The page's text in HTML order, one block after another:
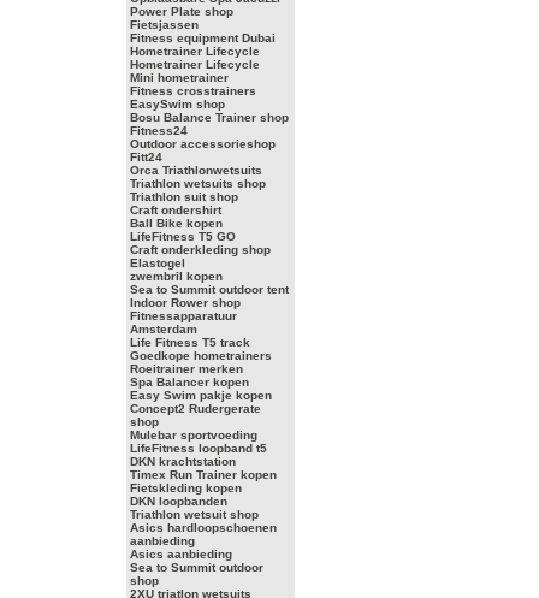
Power Plate shop
Fietsjassen
Fitness equipment Dubai
Hometrainer Lifecycle
Hometrainer Lifecycle
Mini hometrainer
Fitness crosstrainers
EasySwim shop
Bosu Balance Trainer shop
Fitness24
Outdoor accessorieshop
Fitt24
Orca Triathlonwetsuits
Triathlon wetsuits shop
Triathlon suit shop
Craft ondershirt
Ball Bike kopen
LifeFitness T5 GO
Craft onderkleding shop
Elastogel
zwembril kopen
Sea to Summit outdoor tent
Indoor Rower shop
Fitnessapparatuur
Amsterdam
Life Fitness T5 track
Goedkope hometrainers
Roeitrainer merken
Spa Balancer kopen
Easy Swim pakje kopen
Concept2 Rudergerate
shop
Mulebar sportvoeding
LifeFitness loopband t5
DKN krachtstation
Timex Run Trainer kopen
Fietskleding kopen
DKN loopbanden
Triathlon wetsuit shop
Asics hardloopschoenen
aanbieding
Asics aanbieding
Sea to Summit outdoor
shop
2XU triatlon wetsuits